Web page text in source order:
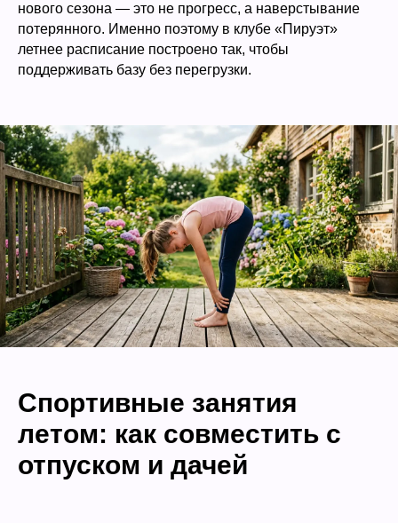
нового сезона — это не прогресс, а наверстывание
потерянного. Именно поэтому в клубе «Пируэт»
летнее расписание построено так, чтобы
поддерживать базу без перегрузки.
Спортивные занятия
летом: как совместить с
отпуском и дачей